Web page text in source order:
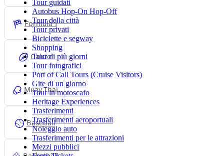
Tour guidati
Autobus Hop-On Hop-Off
Tour della città
Tour privati
Biciclette e segway
Shopping
Tour di più giorni
Tour fotografici
Port of Call Tours (Cruise Visitors)
Gite di un giorno
Tour in motoscafo
Heritage Experiences
Trasferimenti
Trasferimenti aeroportuali
Noleggio auto
Trasferimenti per le attrazioni
Mezzi pubblici
Formula 1
Calcio
Muay Thai
Baseball